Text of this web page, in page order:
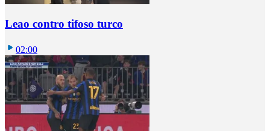
Leao contro tifoso turco
02:00